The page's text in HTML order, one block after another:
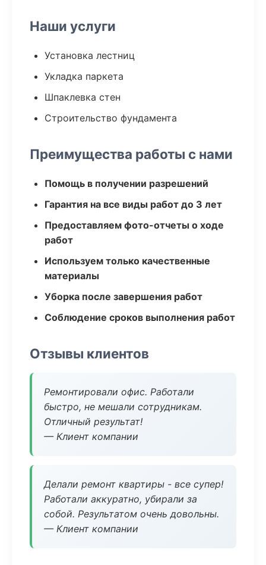
Наши услуги
Установка лестниц
Укладка паркета
Шпаклевка стен
Строительство фундамента
Преимущества работы с нами
Помощь в получении разрешений
Гарантия на все виды работ до 3 лет
Предоставляем фото-отчеты о ходе
работ
Используем только качественные
материалы
Уборка после завершения работ
Соблюдение сроков выполнения работ
Отзывы клиентов
Ремонтировали офис. Работали
быстро, не мешали сотрудникам.
Отличный результат!
— Клиент компании
Делали ремонт квартиры - все супер!
Работали аккуратно, убирали за
собой. Результатом очень довольны.
— Клиент компании